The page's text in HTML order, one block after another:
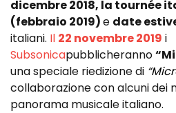
dicembre 2018, la tournée
(febbraio 2019)e date
italiani. Il 22 novembre 2019 i
Subsonicapubblicheranno
una speciale riedizione di
collaborazione con alcuni dei
panorama musicale italiano.